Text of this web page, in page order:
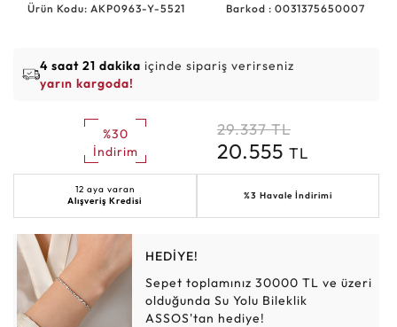
Ürün Kodu: AKP0963-Y-5521 Barkod : 0031375650007
4 saat 21 dakika içinde sipariş verirseniz
yarın kargoda!
%30
İndirim
29.337 TL
20.555 TL
12 aya varan
Alışveriş Kredisi
%3 Havale İndirimi
HEDİYE!
Sepet toplamınız 30000 TL ve üzeri
olduğunda Su Yolu Bileklik
ASSOS'tan hediye!